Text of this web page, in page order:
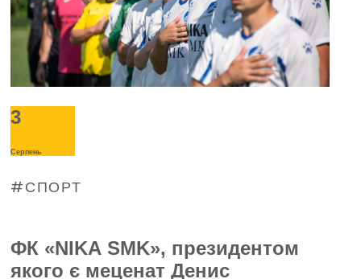
3
Серпень
СПОРТ
ФК «NIKA SMK», президентом
якого є меценат Денис